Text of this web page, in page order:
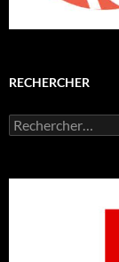
RECHERCHER
Rechercher :